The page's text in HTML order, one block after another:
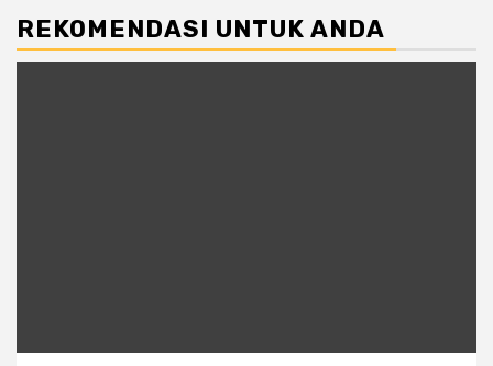
REKOMENDASI UNTUK ANDA